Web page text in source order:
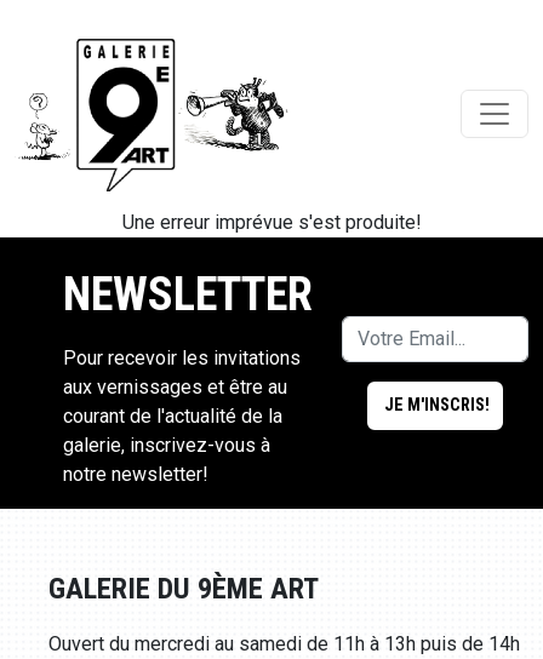
Une erreur imprévue s'est produite!
NEWSLETTER
Pour recevoir les invitations
aux vernissages et être au
courant de l'actualité de la
galerie, inscrivez-vous à
notre newsletter!
GALERIE DU 9ÈME ART
Ouvert du mercredi au samedi de 11h à 13h puis de 14h